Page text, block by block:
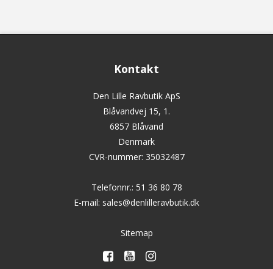
Kontakt
Den Lille Ravbutik ApS
Blåvandvej 15, 1.
6857 Blåvand
Denmark
CVR-nummer: 35032487
Telefonnr.: 51 36 80 78
E-mail: sales@denlilleravbutik.dk
Sitemap